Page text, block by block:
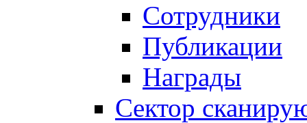
Сотрудники
Публикации
Награды
Сектор